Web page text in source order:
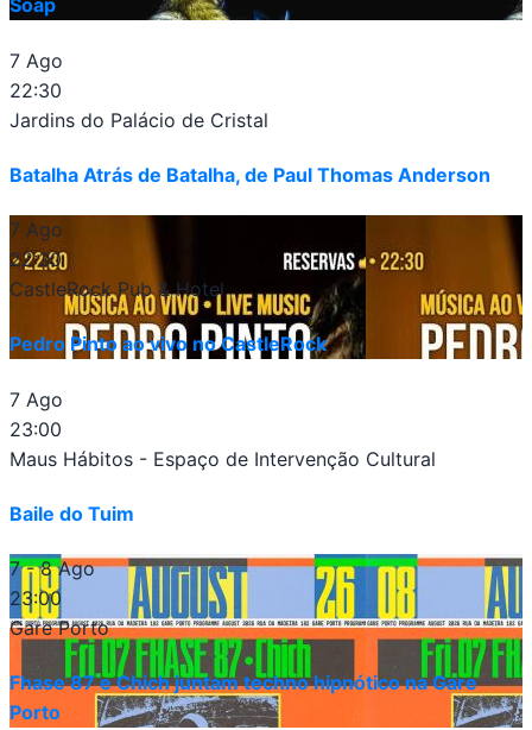
Soap
7 Ago
22:30
Jardins do Palácio de Cristal
Batalha Atrás de Batalha, de Paul Thomas Anderson
7 Ago
22:30
CastleRock Pub & Hotel
Pedro Pinto ao vivo no CastleRock
7 Ago
23:00
Maus Hábitos - Espaço de Intervenção Cultural
Baile do Tuim
7 - 8 Ago
23:00
Gare Porto
Fhase 87 e Chich juntam techno hipnótico na Gare
Porto